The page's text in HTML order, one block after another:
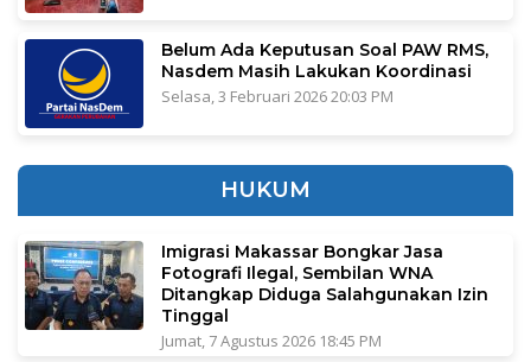
Belum Ada Keputusan Soal PAW RMS,
Nasdem Masih Lakukan Koordinasi
Selasa, 3 Februari 2026 20:03 PM
HUKUM
Imigrasi Makassar Bongkar Jasa
Fotografi Ilegal, Sembilan WNA
Ditangkap Diduga Salahgunakan Izin
Tinggal
Jumat, 7 Agustus 2026 18:45 PM